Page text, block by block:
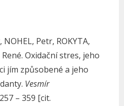
NOHEL, Petr, ROKYTA,
René. Oxidační stres, jeho
jím způsobené a jeho
Vesmír
– 359 [cit.